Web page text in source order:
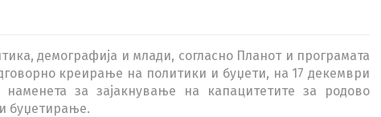
демографија и млади, согласно Планот и програмата
креирање на политики и буџети, на 17 декември
за зајакнување на капацитетите за родово
буџетирање.